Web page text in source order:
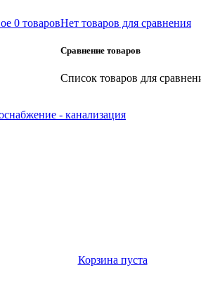
0 товаровНет товаров для сравнения
Сравнение товаров
Список товаров для
- канализация
Корзина пуста